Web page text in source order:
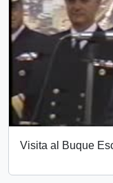
Visita al Buque